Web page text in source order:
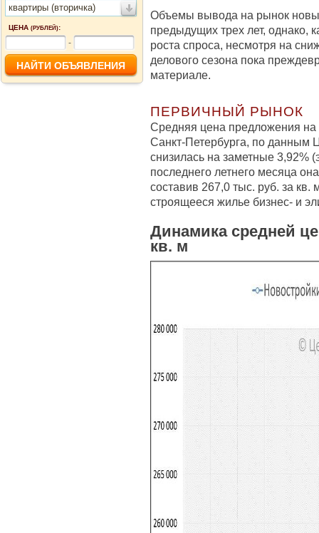
квартиры (вторичка)
ЦЕНА (РУБЛЕЙ):
-
Объемы вывода на рынок
предыдущих трех лет, однако,
роста спроса, несмотря на
делового сезона пока
материале.
ПЕРВИЧНЫЙ РЫНОК
Средняя цена предложения на
Санкт-Петербурга, по данным
снизилась на заметные 3,92%
последнего летнего месяца
составив 267,0 тыс. руб. за
строящееся жилье бизнес- и
Динамика средней
кв. м